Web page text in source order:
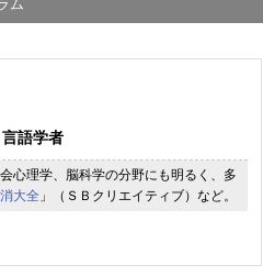
ム
語学者
心理学、脳科学の分野にも明るく、多
大全 」（ＳＢクリエイティブ）など。